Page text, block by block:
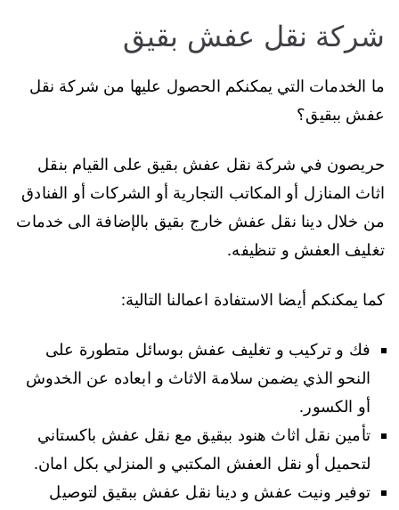
شركة نقل عفش بقيق
ما الخدمات التي يمكنكم الحصول عليها من شركة نقل
عفش ببقيق؟
حريصون في شركة نقل عفش بقيق على القيام بنقل
اثاث المنازل أو المكاتب التجارية أو الشركات أو الفنادق
من خلال دينا نقل عفش خارج بقيق بالإضافة الى خدمات
تغليف العفش و تنظيفه.
كما يمكنكم أيضا الاستفادة اعمالنا التالية:
فك و تركيب و تغليف عفش بوسائل متطورة على
النحو الذي يضمن سلامة الاثاث و ابعاده عن الخدوش
أو الكسور.
تأمين نقل اثاث هنود ببقيق مع نقل عفش باكستاني
لتحميل أو نقل العفش المكتبي و المنزلي بكل امان.
توفير ونيت عفش و دينا نقل عفش ببقيق لتوصيل